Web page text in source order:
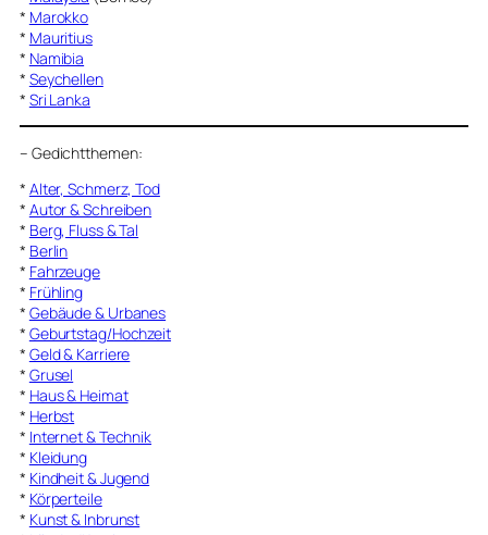
* Marokko
* Mauritius
* Namibia
* Seychellen
* Sri Lanka
– Gedichtthemen:
* Alter, Schmerz, Tod
* Autor & Schreiben
* Berg, Fluss & Tal
* Berlin
* Fahrzeuge
* Frühling
* Gebäude & Urbanes
* Geburtstag/Hochzeit
* Geld & Karriere
* Grusel
* Haus & Heimat
* Herbst
* Internet & Technik
* Kleidung
* Kindheit & Jugend
* Körperteile
* Kunst & Inbrunst